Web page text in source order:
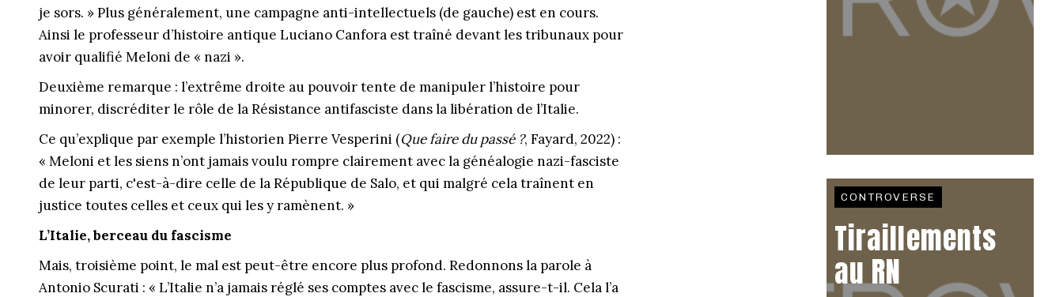
je sors. » Plus généralement, une campagne anti-intellectuels (de gauche) est en cours.
Ainsi le professeur d’histoire antique Luciano Canfora est traîné devant les tribunaux pour
avoir qualifié Meloni de « nazi ».
Deuxième remarque : l’extrême droite au pouvoir tente de manipuler l’histoire pour
minorer, discréditer le rôle de la Résistance antifasciste dans la libération de l’Italie.
Ce qu’explique par exemple l’historien Pierre Vesperini (Que faire du passé ?, Fayard, 2022) :
« Meloni et les siens n’ont jamais voulu rompre clairement avec la généalogie nazi-fasciste
de leur parti, c'est-à-dire celle de la République de Salo, et qui malgré cela traînent en
justice toutes celles et ceux qui les y ramènent. »
L’Italie, berceau du fascisme
Mais, troisième point, le mal est peut-être encore plus profond. Redonnons la parole à
Antonio Scurati : « L’Italie n’a jamais réglé ses comptes avec le fascisme, assure-t-il. Cela l’a
CONTROVERSE
Tiraillements
au RN